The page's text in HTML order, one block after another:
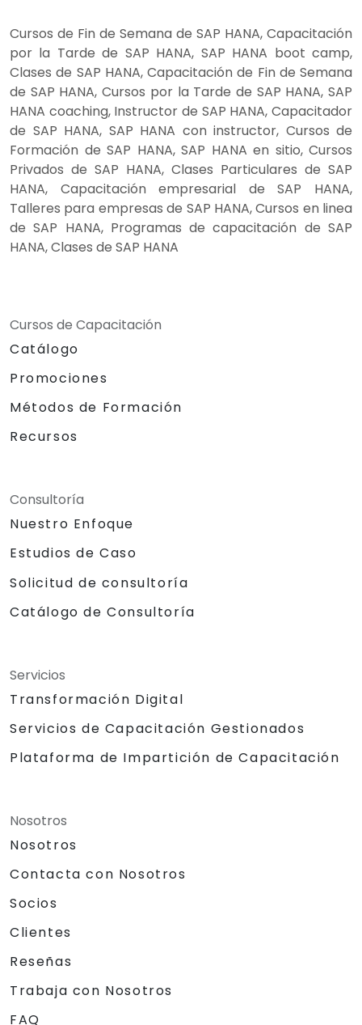
Cursos de Fin de Semana de SAP HANA, Capacitación
por la Tarde de SAP HANA, SAP HANA boot camp,
Clases de SAP HANA, Capacitación de Fin de Semana
de SAP HANA, Cursos por la Tarde de SAP HANA, SAP
HANA coaching, Instructor de SAP HANA, Capacitador
de SAP HANA, SAP HANA con instructor, Cursos de
Formación de SAP HANA, SAP HANA en sitio, Cursos
Privados de SAP HANA, Clases Particulares de SAP
HANA, Capacitación empresarial de SAP HANA,
Talleres para empresas de SAP HANA, Cursos en linea
de SAP HANA, Programas de capacitación de SAP
HANA, Clases de SAP HANA
Cursos de Capacitación
Catálogo
Promociones
Métodos de Formación
Recursos
Consultoría
Nuestro Enfoque
Estudios de Caso
Solicitud de consultoría
Catálogo de Consultoría
Servicios
Transformación Digital
Servicios de Capacitación Gestionados
Plataforma de Impartición de Capacitación
Nosotros
Nosotros
Contacta con Nosotros
Socios
Clientes
Reseñas
Trabaja con Nosotros
FAQ